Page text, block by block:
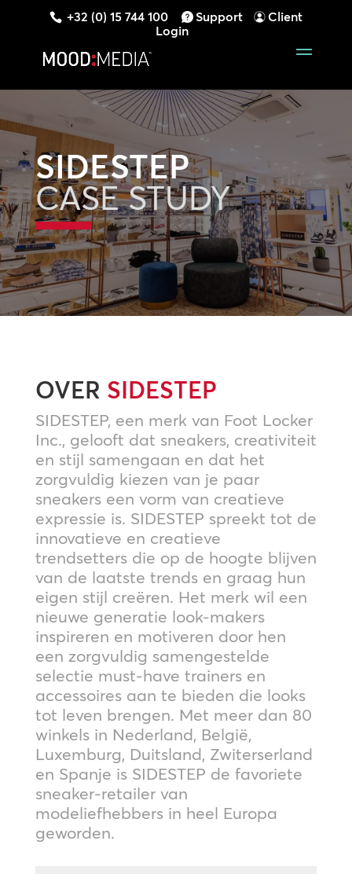
+32 (0) 15 744 100 Support
Client
Login
SIDESTEP
CASE STUDY
OVER SIDESTEP
SIDESTEP, een merk van Foot Locker
Inc., gelooft dat sneakers, creativiteit
en stijl samengaan en dat het
zorgvuldig kiezen van je paar
sneakers een vorm van creatieve
expressie is. SIDESTEP spreekt tot de
innovatieve en creatieve
trendsetters die op de hoogte blijven
van de laatste trends en graag hun
eigen stijl creëren. Het merk wil een
nieuwe generatie look-makers
inspireren en motiveren door hen
een zorgvuldig samengestelde
selectie must-have trainers en
accessoires aan te bieden die looks
tot leven brengen. Met meer dan 80
winkels in Nederland, België,
Luxemburg, Duitsland, Zwiterserland
en Spanje is SIDESTEP de favoriete
sneaker-retailer van
modeliefhebbers in heel Europa
geworden.